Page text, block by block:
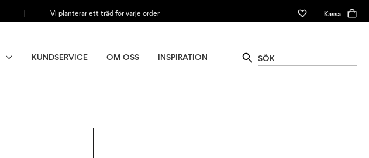
| Vi planterar ett träd för varje order Kassa
KUNDSERVICE OM OSS INSPIRATION